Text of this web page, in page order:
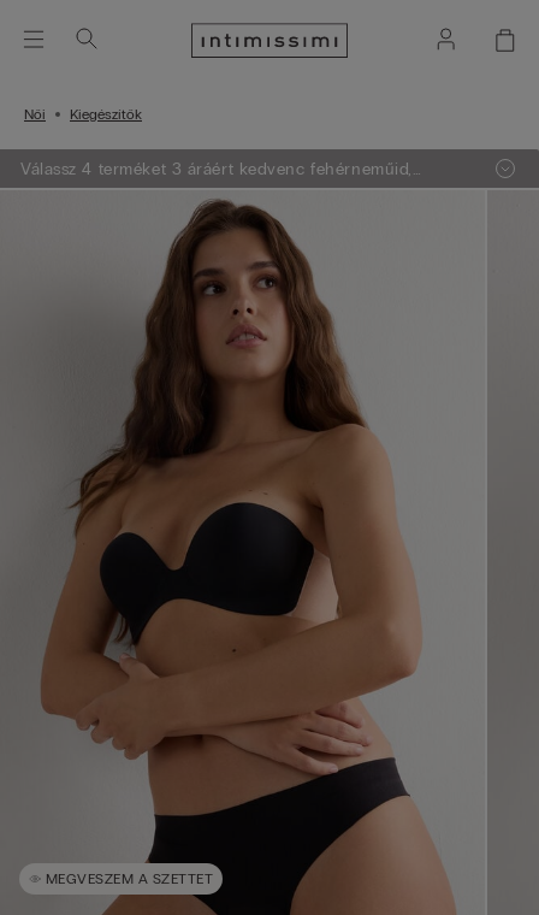
Női Kiegészítők
Válassz 4 terméket 3 áráért kedvenc fehérneműid,
pizsamáid és felsőid közül és mi a legalacsonyabb árú
terméket ajándékba adjuk!
MEGVESZEM A SZETTET